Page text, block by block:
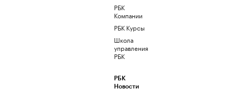
РБК
Компании
РБК Курсы
Школа
управления
РБК
РБК
Новости